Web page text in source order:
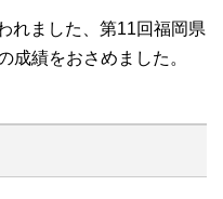
れました、第11回福岡県
成績をおさめました。